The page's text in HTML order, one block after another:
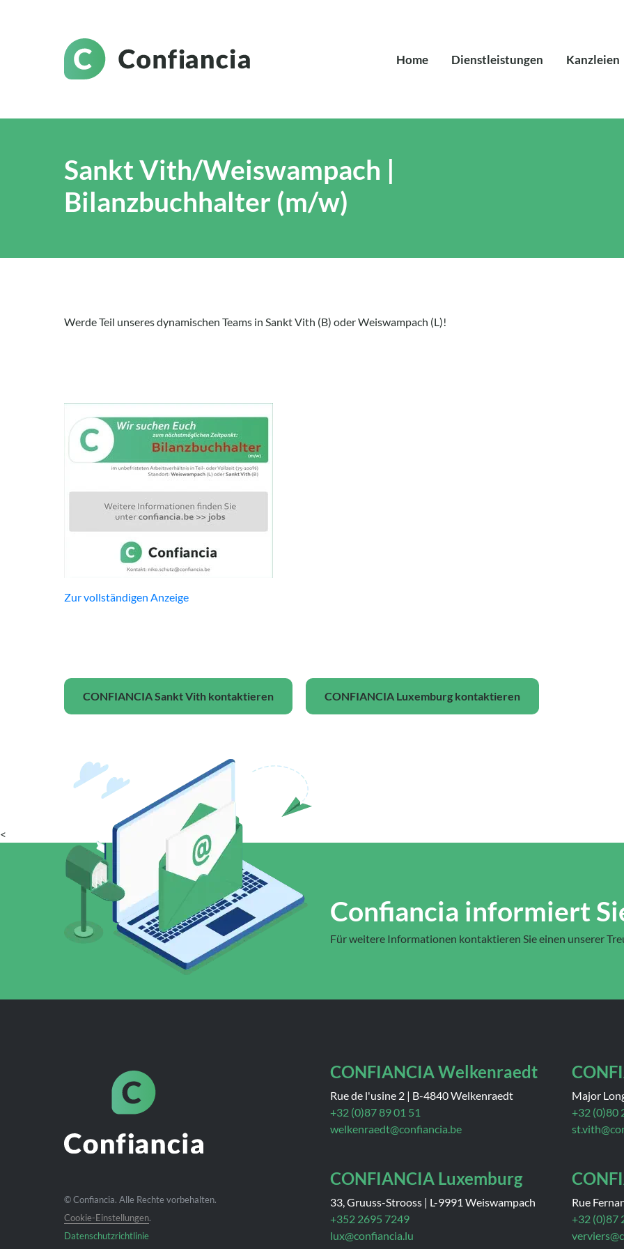
Home Dienstleistungen Kanzleien
Sankt Vith/Weiswampach |
Bilanzbuchhalter (m/w)
Werde Teil unseres dynamischen Teams in Sankt Vith (B) oder Weiswampach (L)!
Zur vollständigen Anzeige
CONFIANCIA Sankt Vith kontaktieren CONFIANCIA Luxemburg kontaktieren
<
Confiancia informiert
Für weitere Informationen kontaktieren Sie einen unserer
© Confiancia. Alle Rechte vorbehalten.
Cookie-Einstellungen.
Datenschutzrichtlinie
CONFIANCIA Welkenraedt
Rue de l'usine 2 | B-4840 Welkenraedt
+32 (0)87 89 01 51
welkenraedt@confiancia.be
Major
+32 (0)80
CONFIANCIA Luxemburg
33, Gruuss-Strooss | L-9991 Weiswampach
+352 2695 7249
lux@confiancia.lu
Rue
+32 (0)87